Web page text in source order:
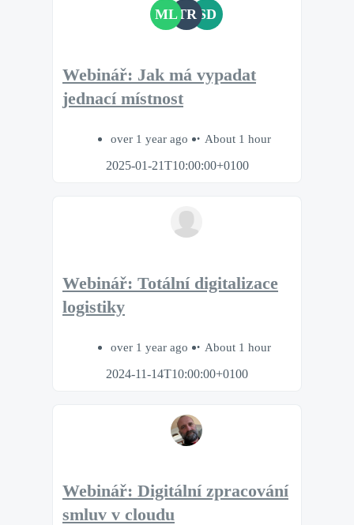
MLTR SD
Webinář: Jak má vypadat
jednací místnost
over 1 year ago
About 1 hour
2025-01-21T10:00:00+0100
Webinář: Totální digitalizace
logistiky
over 1 year ago
About 1 hour
2024-11-14T10:00:00+0100
Webinář: Digitální zpracování
smluv v cloudu